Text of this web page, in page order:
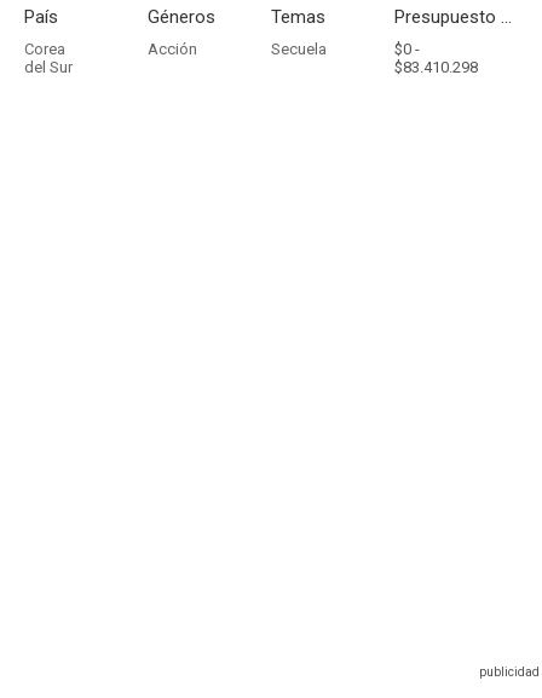
País
Corea
del Sur
Géneros
Acción
Temas
Secuela
Presupuesto - Ingresos
$0 -
$83.410.298